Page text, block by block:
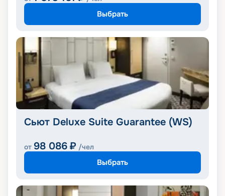
Выбрать
Сьют Deluxe Suite Guarantee (WS)
от 98 086 ₽ /чел
Выбрать